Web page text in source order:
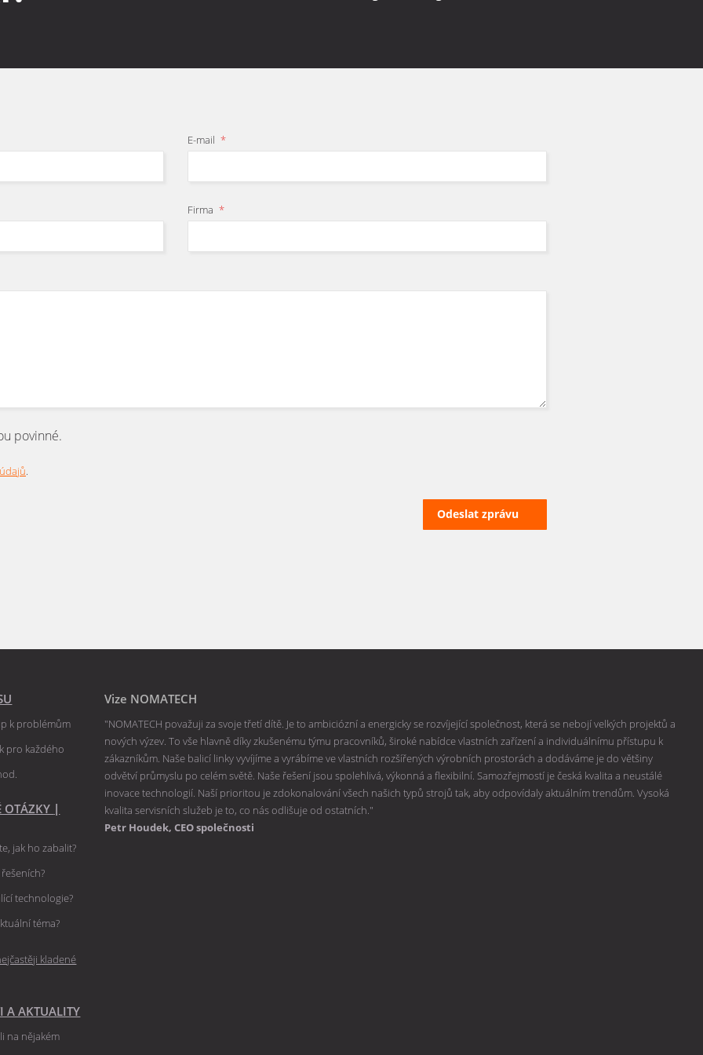
E-mail *
Firma *
povinné.
.
Odeslat zprávu
k problémům
pro každého
OTÁZKY |
jak ho zabalit?
technologie?
téma?
kladené
A AKTUALITY
na nějakém
Vize NOMATECH
"NOMATECH považuji za svoje třetí dítě. Je to ambiciózní a energicky se rozvíjející společnost, která se nebojí velkých projektů a
nových výzev. To vše hlavně díky zkušenému týmu pracovníků, široké nabídce vlastních zařízení a individuálnímu přístupu k
zákazníkům. Naše balicí linky vyvíjíme a vyrábíme ve vlastních rozšířených výrobních prostorách a dodáváme je do většiny
odvětví průmyslu po celém světě. Naše řešení jsou spolehlivá, výkonná a flexibilní. Samozřejmostí je česká kvalita a neustálé
inovace technologií. Naší prioritou je zdokonalování všech našich typů strojů tak, aby odpovídaly aktuálním trendům. Vysoká
kvalita servisních služeb je to, co nás odlišuje od ostatních."
Petr Houdek, CEO společnosti